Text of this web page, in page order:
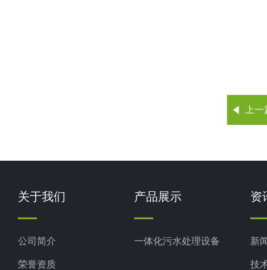
上
关于我们
公司简介
荣誉资质
产品展示
一体化污水处理设备
资
新
技